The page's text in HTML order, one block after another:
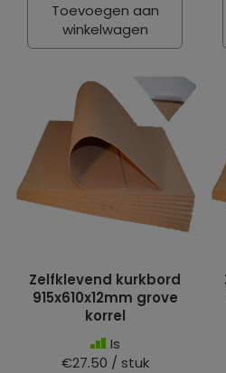
Toevoegen aan
winkelwagen
Zelfklevend kurkbord
915x610x12mm grove
korrel
Is
€27.50 / stuk